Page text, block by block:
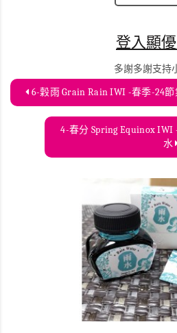
登入顯
多謝多謝支持
6-穀雨 Grain Rain IWI -春季-24
4-春分 Spring Equinox
水